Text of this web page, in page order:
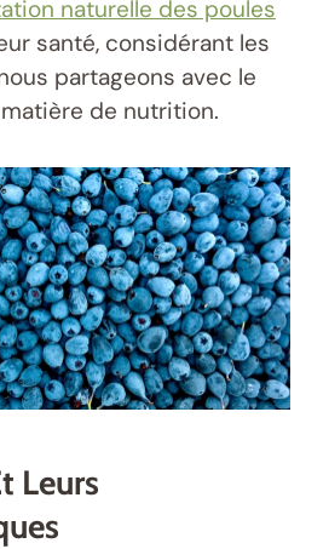
naturelle des poules
santé, considérant les
partageons avec le
de nutrition.
Leurs